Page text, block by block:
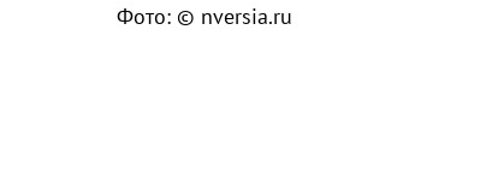
Фото: © nversia.ru